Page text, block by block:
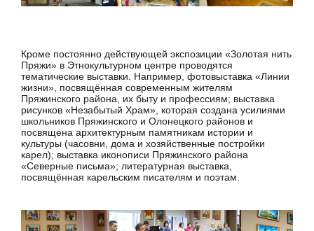
Кроме постоянно действующей экспозиции «Золотая нить
Пряжи» в Этнокультурном центре проводятся
тематические выставки. Например, фотовыставка «Линии
жизни», посвящённая современным жителям
Пряжинского района, их быту и профессиям; выставка
рисунков «Незабытый Храм», которая создана усилиями
школьников Пряжинского и Олонецкого районов и
посвящена архитектурным памятникам истории и
культуры (часовни, дома и хозяйственные постройки
карел); выставка иконописи Пряжинского района
«Северные письма»; литературная выставка,
посвящённая карельским писателям и поэтам.